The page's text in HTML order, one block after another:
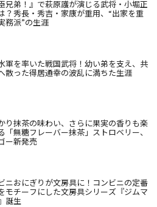
兄弟！』で萩原護が演じる武将・小堀正
？秀長・秀吉・家康が重用、“出家を重
務派”の生涯
軍を率いた戦国武将！幼い弟を支え、共
散った得居通幸の波乱に満ちた生涯
り抹茶の味わい、さらに果実の香りも楽
「無糖フレーバー抹茶」ストロベリー、
ー新発売
ニおにぎりが文房具に！コンビニの定番
モチーフにした文房具シリーズ『ジムマ
誕生